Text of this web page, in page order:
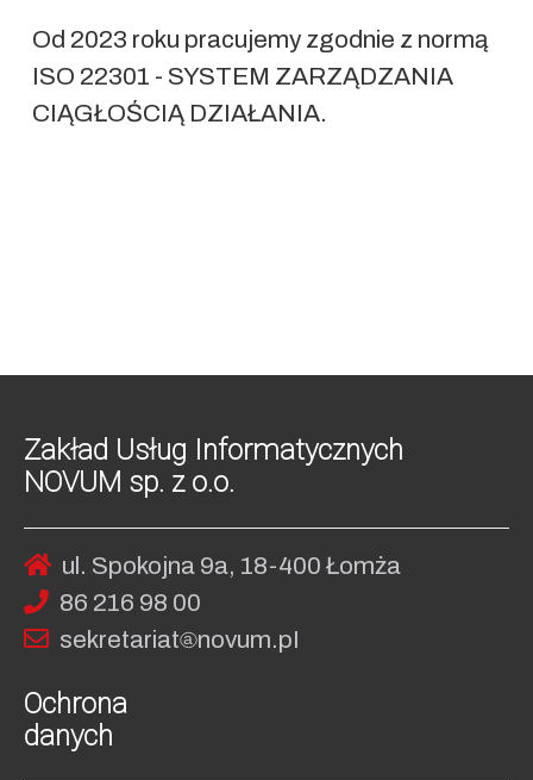
Od 2023 roku pracujemy zgodnie z normą
ISO 22301 - SYSTEM ZARZĄDZANIA
CIĄGŁOŚCIĄ DZIAŁANIA.
Zakład Usług Informatycznych
NOVUM sp. z o.o.
ul. Spokojna 9a, 18-400 Łomża
86 216 98 00
sekretariat novum.pI
Ochrona
danych